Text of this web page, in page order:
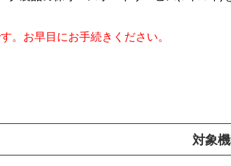
。お早⽬にお⼿続きください。
対象